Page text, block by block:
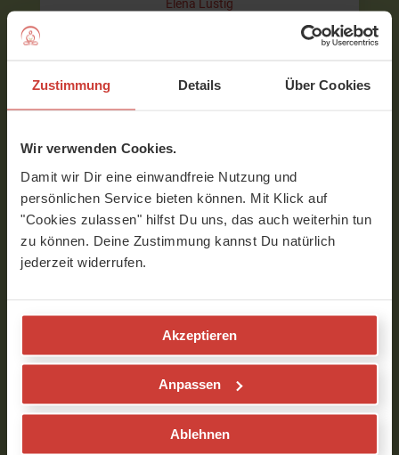
Zustimmung Details Über Cookies
Wir verwenden Cookies.
Damit wir Dir eine einwandfreie Nutzung und
persönlichen Service bieten können. Mit Klick auf
"Cookies zulassen" hilfst Du uns, das auch weiterhin tun
zu können. Deine Zustimmung kannst Du natürlich
jederzeit widerrufen.
Akzeptieren
Anpassen
Ablehnen
Elena Lustig
Kräftigender Flow für Muskeln, Knochen &
Balance – besonders in den
In dieser kraftvollen Yoga-Praxis lade ich Dich ein, Deine
ohne/mit
Fitness
Starke Beine & stabiler Stand